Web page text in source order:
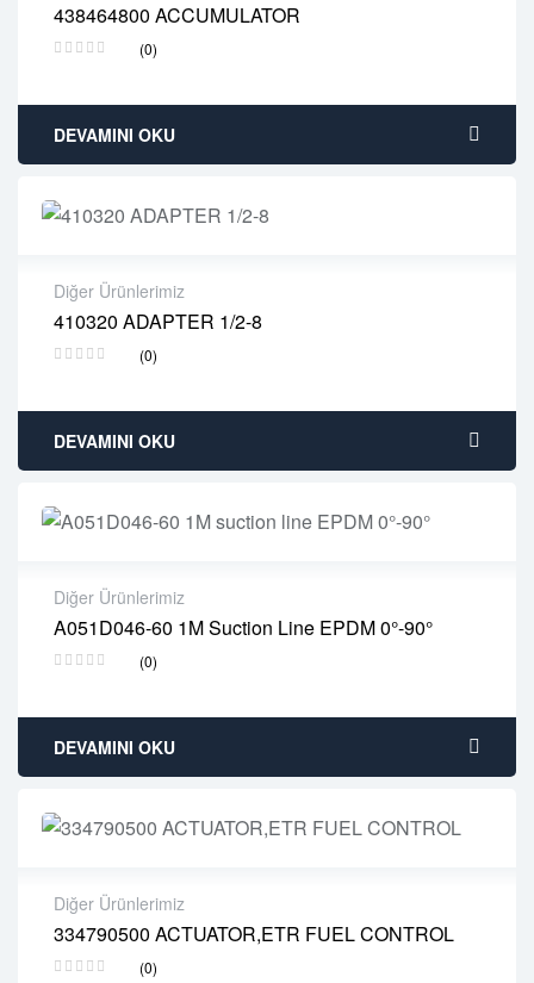
438464800 ACCUMULATOR
(0)
2 years warranty
Delivery time: 1-2 business days
DEVAMINI OKU
Diğer Ürünlerimiz
410320 ADAPTER 1/2-8
(0)
2 years warranty
Delivery time: 1-2 business days
DEVAMINI OKU
Diğer Ürünlerimiz
A051D046-60 1M Suction Line EPDM 0°-90°
(0)
2 years warranty
Delivery time: 1-2 business days
DEVAMINI OKU
Diğer Ürünlerimiz
334790500 ACTUATOR,ETR FUEL CONTROL
(0)
2 years warranty
Delivery time: 1-2 business days